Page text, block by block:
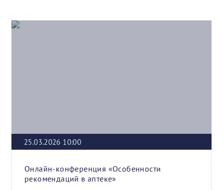
25.03.2026 10:00
Онлайн-конференция «Особенности
рекомендаций в аптеке»